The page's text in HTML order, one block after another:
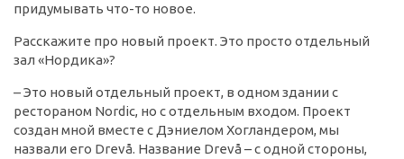
придумывать что-то новое.
Расскажите про новый проект. Это просто отдельный
зал «Нордика»?
– Это новый отдельный проект, в одном здании с
рестораном Nordic, но с отдельным входом. Проект
создан мной вместе с Дэниелом Хогландером, мы
назвали его Drevå. Название Drevå – с одной стороны,